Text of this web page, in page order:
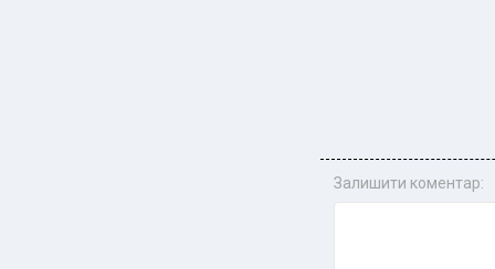
Залишити коментар: